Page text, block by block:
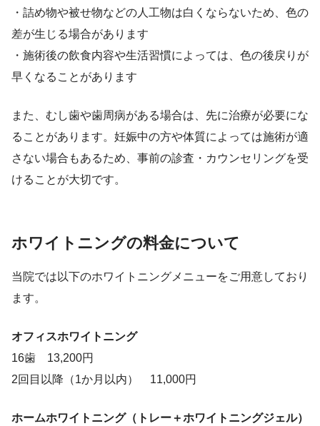
・詰め物や被せ物などの人工物は白くならないため、色の
差が生じる場合があります
・施術後の飲食内容や生活習慣によっては、色の後戻りが
早くなることがあります
また、むし歯や歯周病がある場合は、先に治療が必要にな
ることがあります。妊娠中の方や体質によっては施術が適
さない場合もあるため、事前の診査・カウンセリングを受
けることが大切です。
ホワイトニングの料金について
当院では以下のホワイトニングメニューをご用意しており
ます。
オフィスホワイトニング
16歯 13,200円
2回目以降（1か月以内） 11,000円
ホームホワイトニング（トレー＋ホワイトニングジェル）